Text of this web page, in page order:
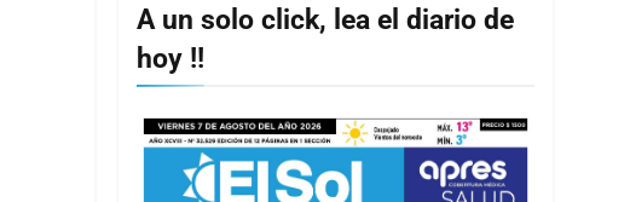
A un solo click, lea el diario de
hoy !!